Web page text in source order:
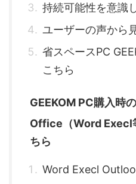
持続可能性を意識
ユーザーの声から
省スペースPC
こちら
GEEKOM PC購入時
Office（Word Execl
ちら
Word Execl